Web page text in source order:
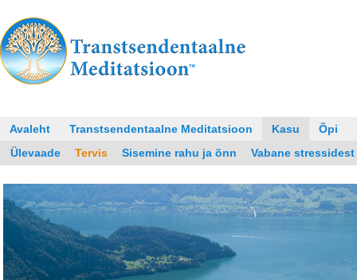
Avaleht Transtsendentaalne Meditatsioon Kasu
Õpi
Ülevaade
Tervis Sisemine rahu ja õnn Vabane stressidest